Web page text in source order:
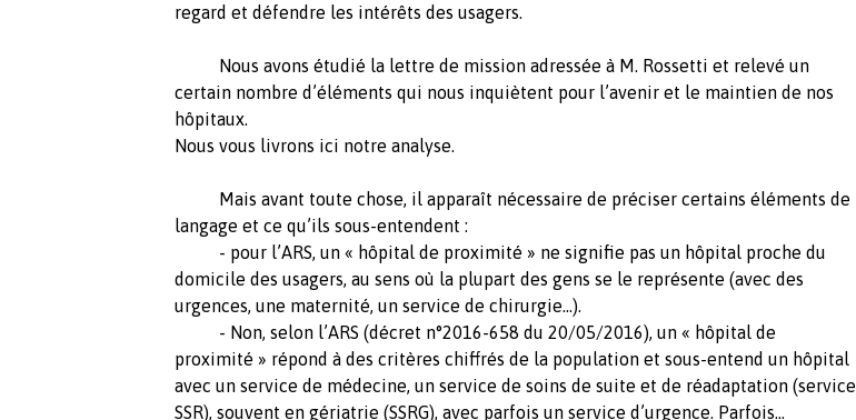
regard et défendre les intérêts des usagers.
Nous avons étudié la lettre de mission adressée à M. Rossetti et relevé un
certain nombre d’éléments qui nous inquiètent pour l’avenir et le maintien de nos
hôpitaux.
Nous vous livrons ici notre analyse.
Mais avant toute chose, il apparaît nécessaire de préciser certains éléments de
langage et ce qu’ils sous-entendent :
- pour l’ARS, un « hôpital de proximité » ne signifie pas un hôpital proche du
domicile des usagers, au sens où la plupart des gens se le représente (avec des
urgences, une maternité, un service de chirurgie…).
- Non, selon l’ARS (décret n°2016-658 du 20/05/2016), un « hôpital de
proximité » répond à des critères chiffrés de la population et sous-entend un hôpital
avec un service de médecine, un service de soins de suite et de réadaptation (service
SSR), souvent en gériatrie (SSRG), avec parfois un service d’urgence. Parfois...